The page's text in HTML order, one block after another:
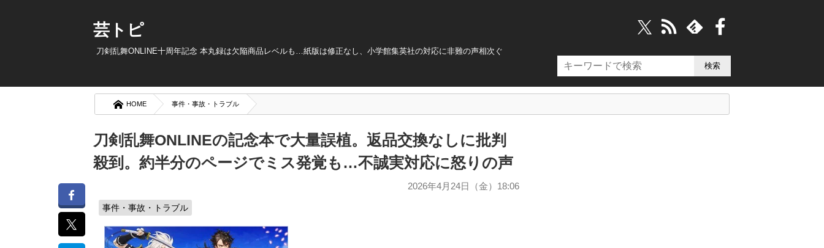
芸トピ
刀剣乱舞ONLINE十周年記念 本丸録は欠陥商品レベルも…紙版は修正なし、小学館集英社の対応に非難の声相次ぐ
HOME 事件・事故・トラブル
刀剣乱舞ONLINEの記念本で大量誤植。返品交換なしに批判
殺到。約半分のページでミス発覚も…不誠実対応に怒りの声
2026年4月24日（金）18:06
事件・事故・トラブル